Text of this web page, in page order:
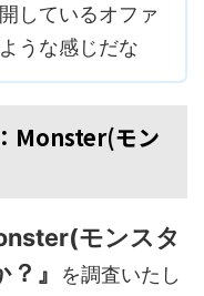
しているオファ
うな感じだな
Monster(モン
モンスタ
』
を調査いたし